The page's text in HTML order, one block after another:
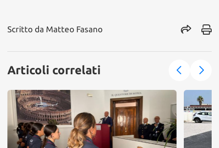
Scritto da Matteo Fasano
Articoli correlati